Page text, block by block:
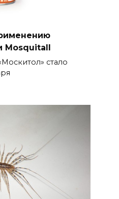
Mosquitall
стало